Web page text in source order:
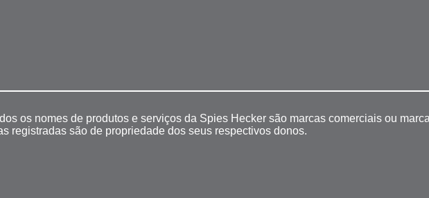
os nomes de produtos e serviços da Spies Hecker são marcas comerciais ou
registradas são de propriedade dos seus respectivos donos.